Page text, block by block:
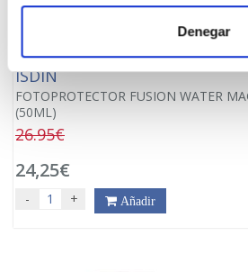
Denegar
ISDIN
FOTOPROTECTOR FUSION WATER
(50ML)
26.95€
24,25€
- + Añadir